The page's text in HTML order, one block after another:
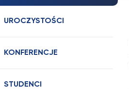
UROCZYSTOŚCI
KONFERENCJE
STUDENCI